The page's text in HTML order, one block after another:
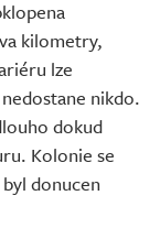
kilometry,
lze
nikdo.
dokud
Kolonie se
donucen